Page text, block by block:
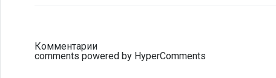
Комментарии
comments powered by HyperComments